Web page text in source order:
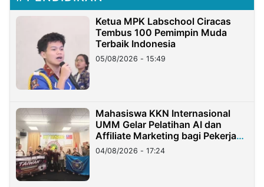
Ketua MPK Labschool Ciracas
Tembus 100 Pemimpin Muda
Terbaik Indonesia
05/08/2026 - 15:49
Mahasiswa KKN Internasional
UMM Gelar Pelatihan AI dan
Affiliate Marketing bagi Pekerja
Migran Indonesia di Taiwan
04/08/2026 - 17:24